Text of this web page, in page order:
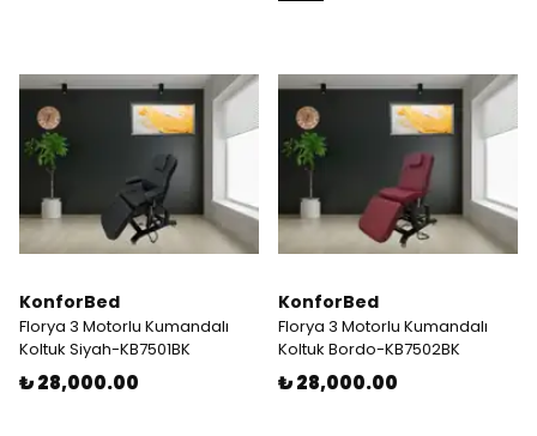
KonforBed
Florya 3 Motorlu Kumandalı
Koltuk Siyah-KB7501BK
₺ 28,000.00
KonforBed
Florya 3 Motorlu Kumandalı
Koltuk Bordo-KB7502BK
₺ 28,000.00